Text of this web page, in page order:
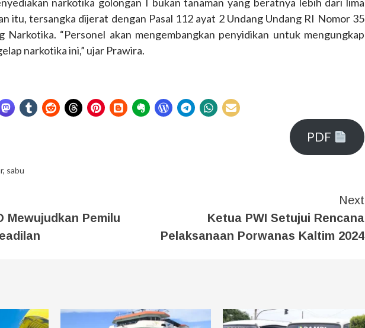
itu, tersangka dijerat dengan Pasal 112 ayat 2 Undang Undang RI Nomor 35
Narkotika. “Personel akan mengembangkan penyidikan untuk mengungkap
narkotika ini,” ujar Prawira.
PDF
, sabu
Mewujudkan Pemilu
Next
Ketua PWI Setujui Rencana
Pelaksanaan Porwanas Kaltim 2024